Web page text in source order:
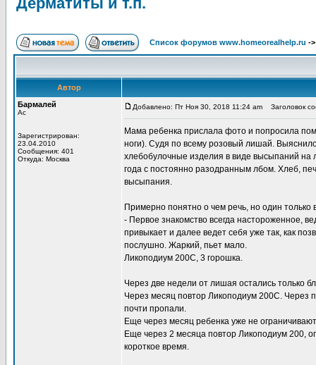
Список форумов www.homeorealhelp.ru -
Автор
Бармалей
Ас
Зарегистрирован:
23.04.2010
Сообщения: 401
Откуда: Москва
Добавлено: Пт Ноя 30, 2018 11:24 am Заголовок
Мама ребенка прислала фото и попросила
ноги). Судя по всему розовый лишай.
хлебобулочные изделия в виде высыпаний на
года с постоянно разодранным лбом. Хлеб,
высыпания.
Примерно понятно о чем речь, но один только
- Первое знакомство всегда настороженное,
привыкает и далее ведет себя уже так, как
послушно. Жаркий, пьет мало.
Ликоподиум 200С, 3 горошка.
Через две недели от лишая остались только
Через месяц повтор Ликоподиум 200С. Через
почти пропали.
Еще через месяц ребенка уже не
Еще через 2 месяца повтор Ликоподиум 200,
короткое время.